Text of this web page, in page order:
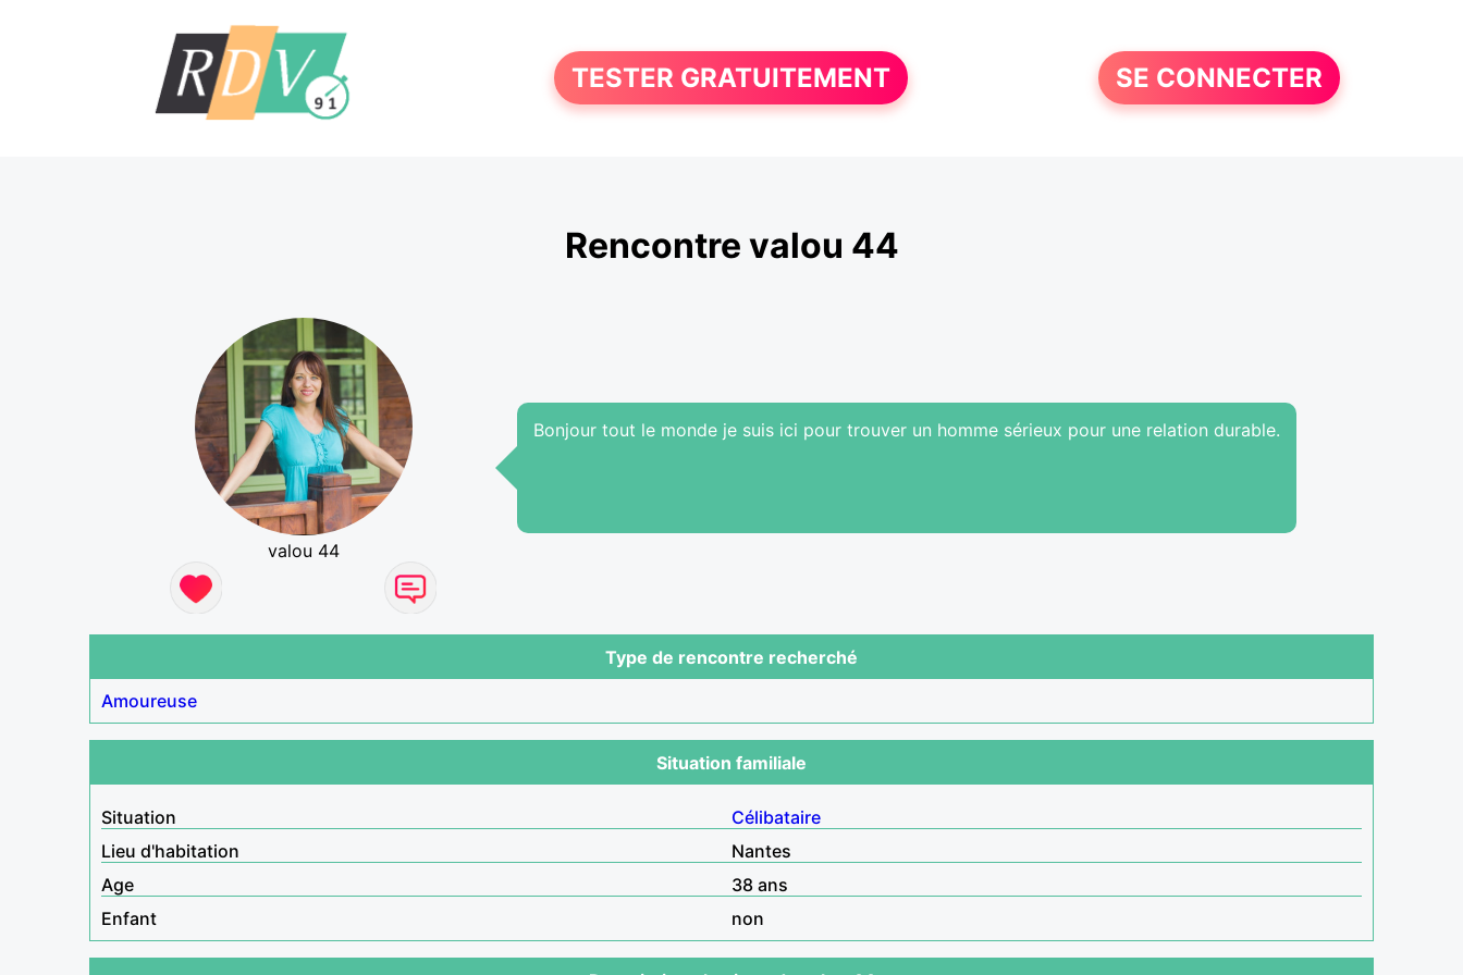
TESTER GRATUITEMENT SE CONNECTER
Rencontre valou 44
valou 44
Bonjour tout le monde je suis ici pour trouver un homme sérieux pour une relation durable.
Type de rencontre recherché
Amoureuse
Situation familiale
Situation
Célibataire
Lieu d'habitation
Nantes
Age
38 ans
Enfant
non